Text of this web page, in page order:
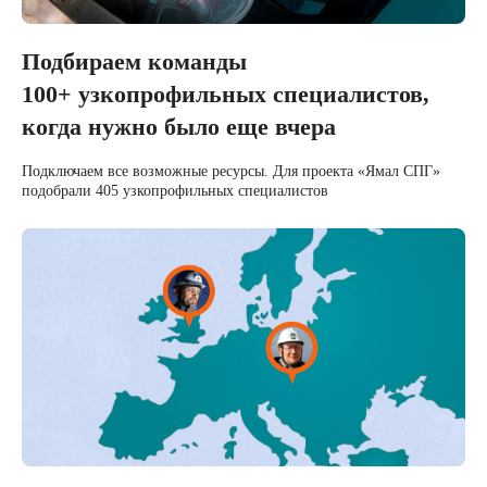
Подбираем команды
100+ узкопрофильных специалистов,
когда нужно было еще вчера
Подключаем все возможные ресурсы. Для проекта «Ямал СПГ»
подобрали 405 узкопрофильных специалистов
Запустили поиск и уже через 5 дней
показали кандидата из конкурирующей
золотодобывающей компании, который
идеально подходил по профилю
готового по первому зову
У меня все
с собой.
Во сколько
вылет?